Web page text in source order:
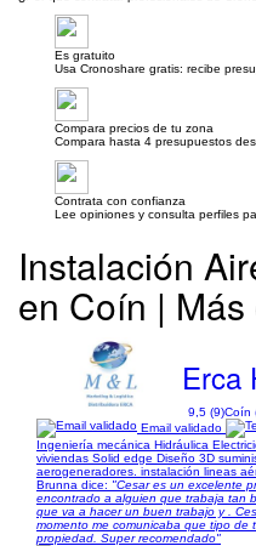
Es gratuito
Usa Cronoshare gratis: recibe
Compara precios de tu zona
Compara hasta 4 presupuestos
Contrata con confianza
Lee opiniones y consulta perfiles
Instalación
en Coín |
Erca
9,5 (9)Coín
Email validado
Ingeniería mecánica Hidráulica
viviendas Solid edge Diseño 3D
aerogeneradores. instalación lineas
Brunna dice: "Cesar es un excelente
encontrado a alguien que trabaja tan
que va a hacer un buen trabajo y .
momento me comunicaba que tipo
propiedad. Super recomendado"